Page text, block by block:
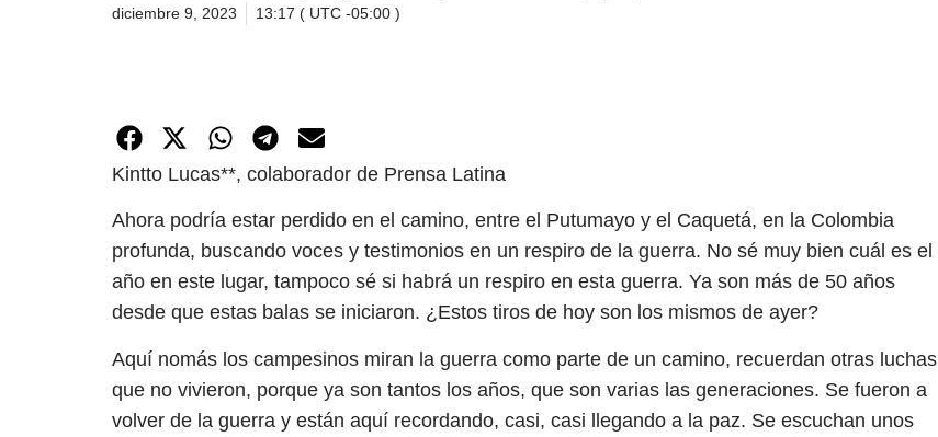
diciembre 9, 2023 13:17 ( UTC -05:00 )
Kintto Lucas**, colaborador de Prensa Latina
Ahora podría estar perdido en el camino, entre el Putumayo y el Caquetá, en la Colombia
profunda, buscando voces y testimonios en un respiro de la guerra. No sé muy bien cuál es el
año en este lugar, tampoco sé si habrá un respiro en esta guerra. Ya son más de 50 años
desde que estas balas se iniciaron. ¿Estos tiros de hoy son los mismos de ayer?
Aquí nomás los campesinos miran la guerra como parte de un camino, recuerdan otras luchas
que no vivieron, porque ya son tantos los años, que son varias las generaciones. Se fueron a
volver de la guerra y están aquí recordando, casi, casi llegando a la paz. Se escuchan unos